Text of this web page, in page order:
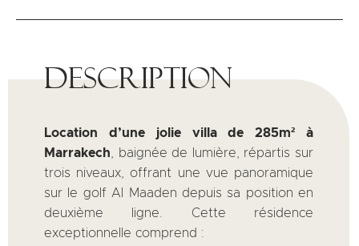
Description
Location d’une jolie villa de 285m² à
Marrakech, baignée de lumière, répartis sur
trois niveaux, offrant une vue panoramique
sur le golf Al Maaden depuis sa position en
deuxième ligne. Cette résidence
exceptionnelle comprend :